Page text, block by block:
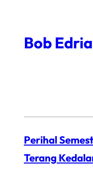
contentBob
Perihal
Terang